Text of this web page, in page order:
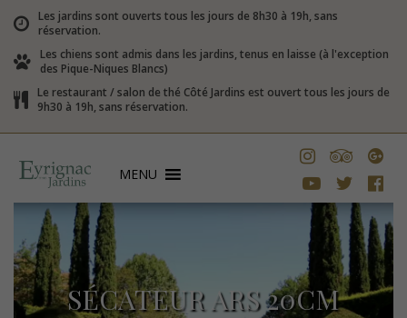
Les jardins sont ouverts tous les jours de 8h30 à 19h, sans
réservation.
Les chiens sont admis dans les jardins, tenus en laisse (à l'exception
des Pique-Niques Blancs)
Le restaurant / salon de thé Côté Jardins est ouvert tous les jours de
9h30 à 19h, sans réservation.
MENU
SÉCATEUR ARS 20CM